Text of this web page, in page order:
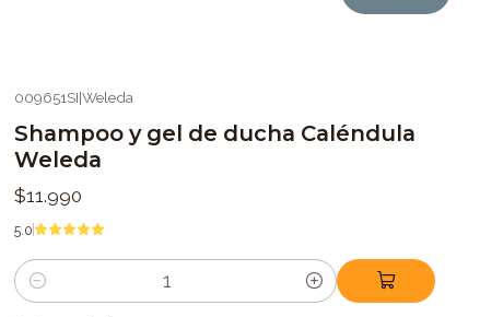
009651SI|Weleda
Shampoo y gel de ducha Caléndula
Weleda
$11.990
5.0
Cantidad